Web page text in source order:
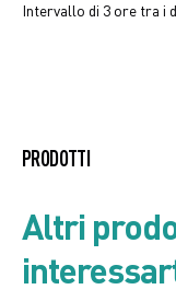
Intervallo di 3 ore tra i
PRODOTTI
Altri